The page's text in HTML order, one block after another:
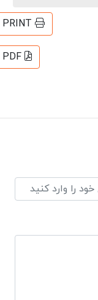
PRINT
PDF